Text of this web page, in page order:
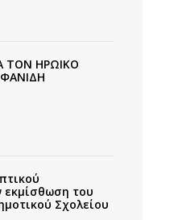
ΤΟΝ ΗΡΩΙΚΟ
εκμίσθωση του
Σχολείου